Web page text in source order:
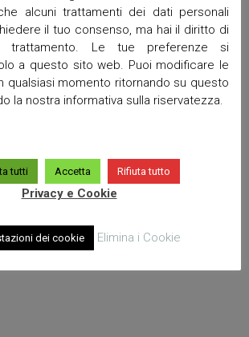
alcuni trattamenti dei dati personali
il tuo consenso, ma hai il diritto di
Le tue preferenze si
a questo sito web. Puoi modificare le
qualsiasi momento ritornando su questo
la nostra informativa sulla riservatezza.
tutti Accetta Rifiuta tutto
Privacy e Cookie
dei cookie Elimina i Cookie